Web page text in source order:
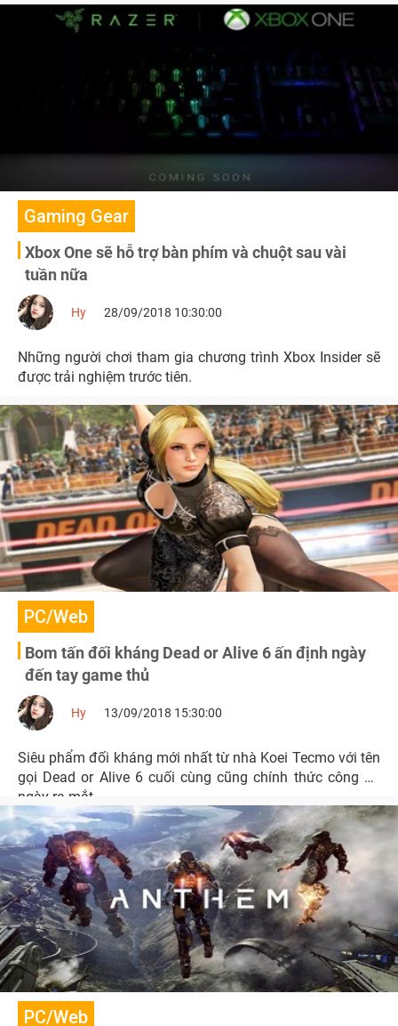
Gaming Gear
Xbox One sẽ hỗ trợ bàn phím và chuột sau vài
tuần nữa
Hy 28/09/2018 10:30:00
Những người chơi tham gia chương trình Xbox Insider sẽ
được trải nghiệm trước tiên.
PC/Web
Bom tấn đối kháng Dead or Alive 6 ấn định ngày
đến tay game thủ
Hy 13/09/2018 15:30:00
Siêu phẩm đối kháng mới nhất từ nhà Koei Tecmo với tên
gọi Dead or Alive 6 cuối cùng cũng chính thức công bố
ngày ra mắt.
PC/Web